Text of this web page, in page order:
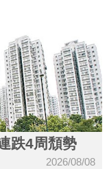
跌4周頹勢
2026/08/08